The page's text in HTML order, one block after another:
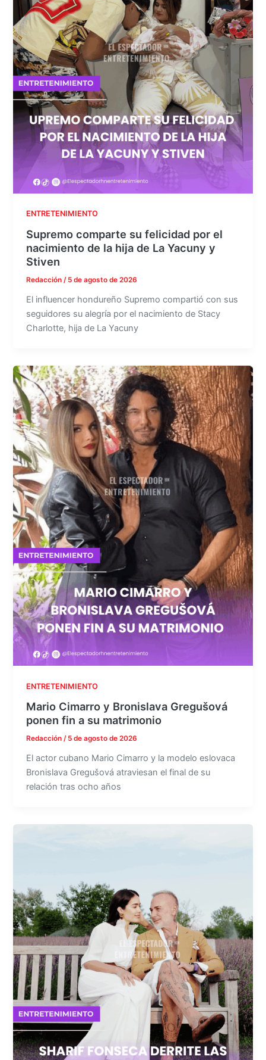
ENTRETENIMIENTO
Supremo comparte su felicidad por el
nacimiento de la hija de La Yacuny y
Stiven
Redacción/ 5 de agosto de 2026
El influencer hondureño Supremo compartió con sus
seguidores su alegría por el nacimiento de Stacy
Charlotte, hija de La Yacuny
ENTRETENIMIENTO
Mario Cimarro y Bronislava Gregušová
ponen fin a su matrimonio
Redacción/ 5 de agosto de 2026
El actor cubano Mario Cimarro y la modelo eslovaca
Bronislava Gregušová atraviesan el final de su
relación tras ocho años